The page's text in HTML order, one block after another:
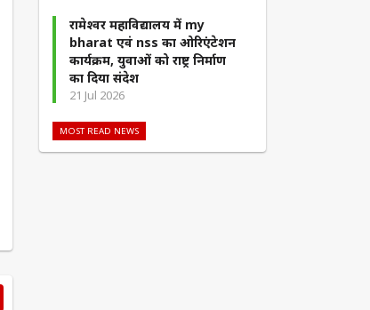
रामेश्वर महाविद्यालय में my
bharat एवं nss का ओरिएंटेशन
कार्यक्रम, युवाओं को राष्ट्र निर्माण
का दिया संदेश
21 Jul 2026
MOST READ NEWS